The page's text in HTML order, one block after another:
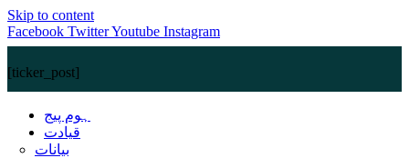
Skip to content
Facebook TwitterYoutube Instagram
[ticker_post]
ہوم پیج
قیادت
بیانات